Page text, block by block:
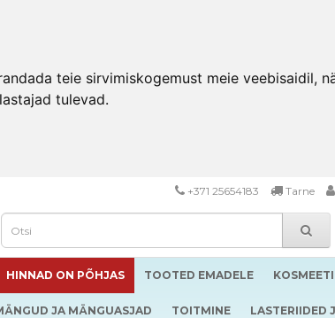
teie sirvimiskogemust meie veebisaidil,
tulevad.
+371 25654183 Tarne
HINNAD ON PÕHJAS TOOTED EMADELE
JA MÄNGUASJAD TOITMINE LASTERIIDED